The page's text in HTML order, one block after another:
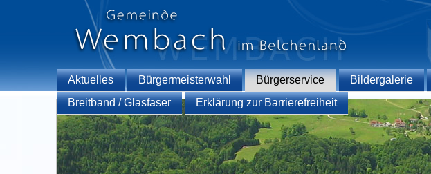
Aktuelles Bürgermeisterwahl Bürgerservice Bildergalerie
Breitband / Glasfaser
Erklärung zur Barrierefreiheit